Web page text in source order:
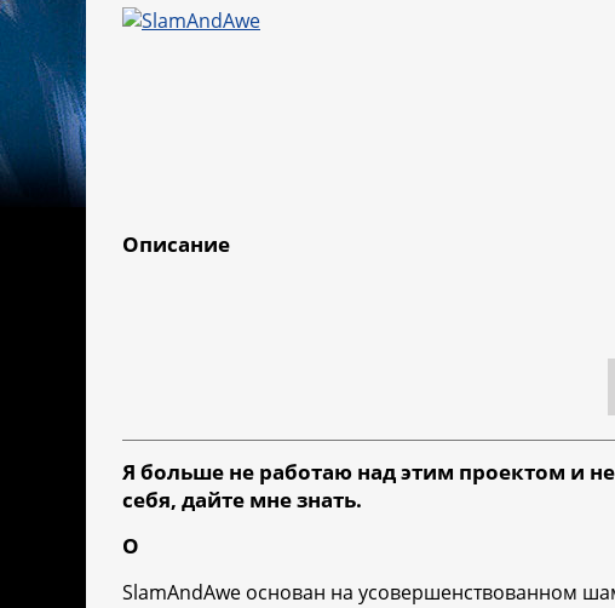
Описание
Я больше не работаю над этим проектом и
себя, дайте мне знать.
О
SlamAndAwe основан на усовершенствованном